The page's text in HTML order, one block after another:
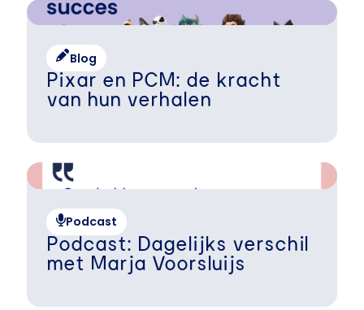
Blog
Pixar en PCM: de kracht
van hun verhalen
Podcast
Podcast: Dagelijks verschil
met Marja Voorsluijs